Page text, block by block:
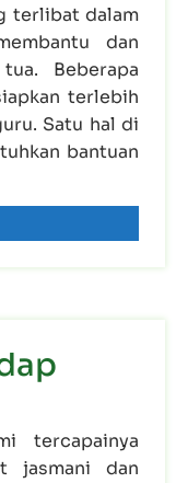
terlibat dalam
dan
Beberapa
terlebih
Satu hal di
bantuan
tercapainya
jasmani dan